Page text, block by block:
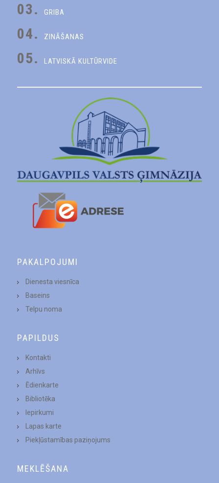
03. GRIBA
04. ZINĀŠANAS
05. LATVISKĀ KULTŪRVIDE
PAKALPOJUMI
Dienesta viesnīca
Baseins
Telpu noma
PAPILDUS
Kontakti
Arhīvs
Ēdienkarte
Bibliotēka
Iepirkumi
Lapas karte
Piekļūstamības paziņojums
MEKLĒŠANA